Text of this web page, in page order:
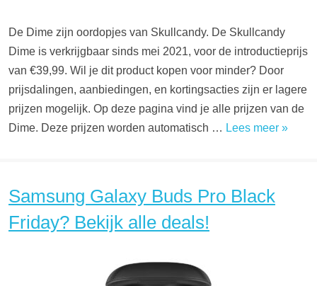
De Dime zijn oordopjes van Skullcandy. De Skullcandy
Dime is verkrijgbaar sinds mei 2021, voor de introductieprijs
van €39,99. Wil je dit product kopen voor minder? Door
prijsdalingen, aanbiedingen, en kortingsacties zijn er lagere
prijzen mogelijk. Op deze pagina vind je alle prijzen van de
Dime. Deze prijzen worden automatisch … Lees meer »
Samsung Galaxy Buds Pro Black
Friday? Bekijk alle deals!